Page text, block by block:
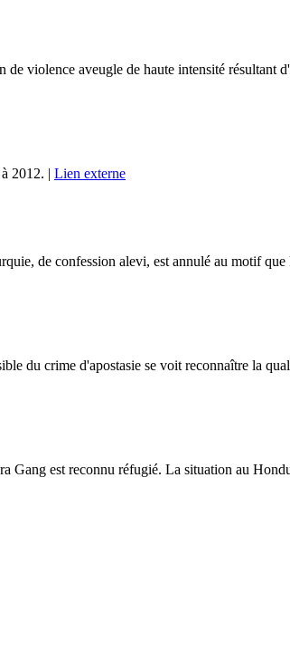
violence aveugle de haute intensité
2012. | Lien externe
de confession alevi, est annulé au motif
du crime d'apostasie se voit reconnaître la
Gang est reconnu réfugié. La situation au